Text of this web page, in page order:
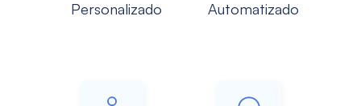
Personalizado Automatizado